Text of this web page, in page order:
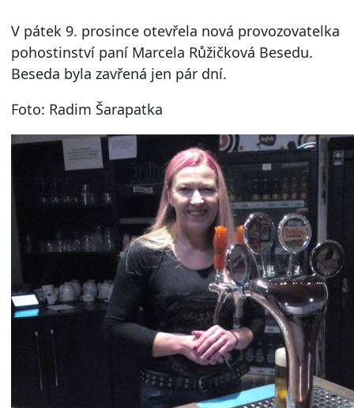
V pátek 9. prosince otevřela nová provozovatelka
pohostinství paní Marcela Růžičková Besedu.
Beseda byla zavřená jen pár dní.
Foto: Radim Šarapatka